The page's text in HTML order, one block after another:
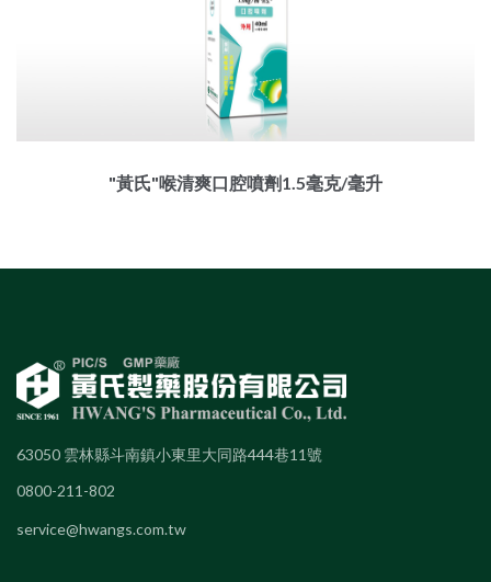
"黃氏"喉清爽口腔噴劑1.5毫克/毫升
63050 雲林縣斗南鎮小東里大同路444巷11號
0800-211-802
service@hwangs.com.tw